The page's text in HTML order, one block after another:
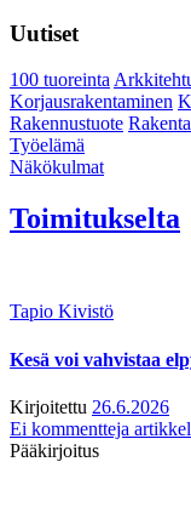
Uutiset
100 tuoreinta
Korjausrakentaminen
Rakennustuote
Työelämä
Näkökulmat
Toimitukselta
Tapio Kivistö
Kesä voi vahvistaa
Kirjoitettu 26.6.2026
Ei kommentteja
Pääkirjoitus